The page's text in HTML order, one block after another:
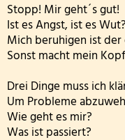
Klasse
Stopp! Mir geht´s gut!
Ist es Angst, ist es Wut?
Mich beruhigen ist
Sonst macht mein
Drei Dinge muss ich
Um Probleme
Wie geht es mir?
Was ist passiert?